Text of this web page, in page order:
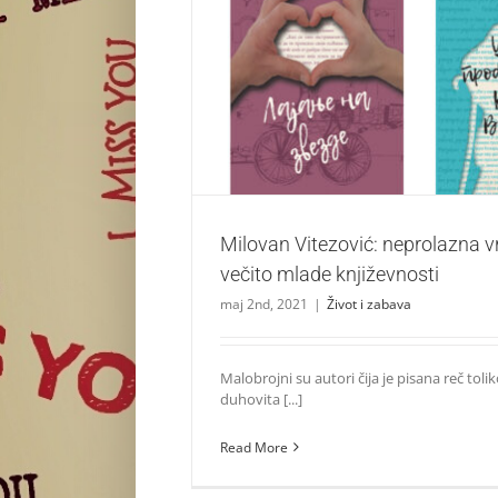
Milovan Vitezović: neprolazna
književnosti
Život i zabava
Milovan Vitezović: neprolazna
večito mlade književnosti
maj 2nd, 2021 | Život i zabava
Malobrojni su autori čija je pisana reč
duhovita [...]
Read More